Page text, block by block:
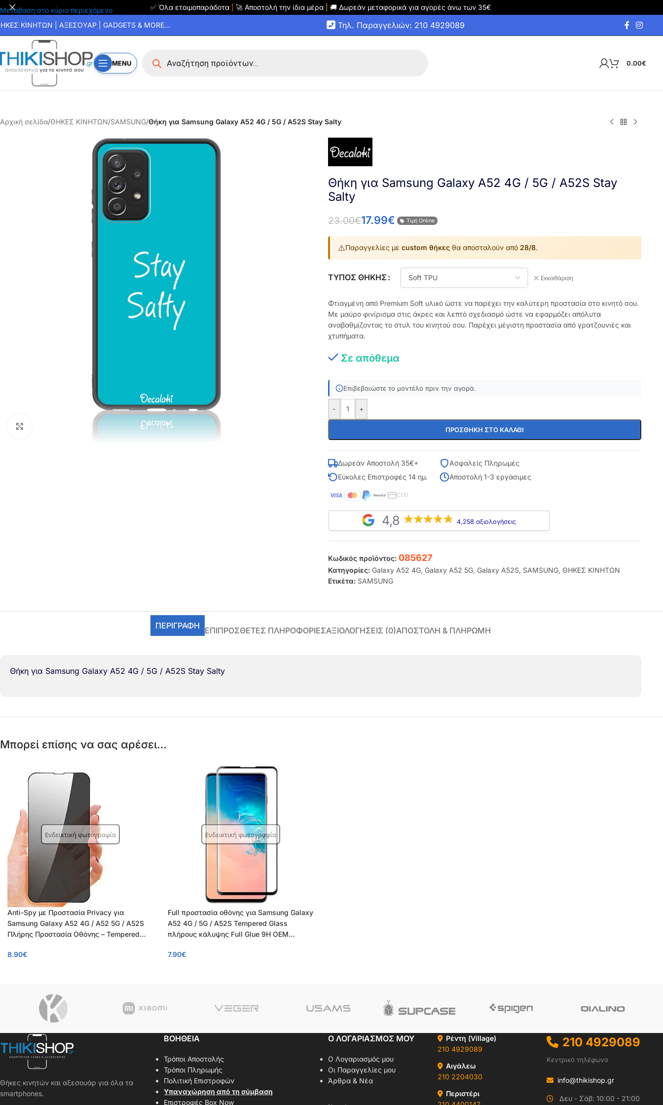
Μετάβαση στο κύριο περιεχόμενο ✅ Όλα ετοιμοπαράδοτα 🚀 Αποστολή την ίδια μέρα 🚚 Δωρεάν μεταφορικά για αγορές άνω των 35€
ΚΙΝΗΤΩΝ | ΑΞΕΣΟΥΑΡ | GADGETS & MORE... Τηλ. Παραγγελιών: 210 4929089
MENU 0.00€
Αρχική σελίδα/ΘΗΚΕΣ ΚΙΝΗΤΩΝ/SAMSUNG/Θήκη για Samsung Galaxy A52 4G / 5G / A52S Stay Salty
Θήκη για Samsung Galaxy A52 4G / 5G / A52S Stay
Salty
23.00€17.99€ Τιμή Online
⚠️Παραγγελίες με custom θήκεςθα αποσταλούν από 28/8.
ΤΎΠΟΣ ΘΉΚΗΣ Εκκαθάριση
Φτιαγμένη από Premium Soft υλικό ώστε να παρέχει την καλύτερη προστασία στο κινητό σου.
Με μαύρο φινίρισμα στις άκρες και λεπτό σχεδιασμό ώστε να εφαρμόζει απόλυτα
αναβαθμίζοντας το στυλ του κινητού σου. Παρέχει μέγιστη προστασία από γρατζουνιές και
χτυπήματα.
Σε απόθεμα
Επιβεβαιώστε το μοντέλο πριν την αγορά.
- +
ΠΡΟΣΘΉΚΗ ΣΤΟ ΚΑΛΆΘΙ
Δωρεάν Αποστολή 35€+
Ασφαλείς Πληρωμές
Εύκολες Επιστροφές 14 ημ.
Αποστολή 1-3 εργάσιμες
COD
4,8 4,258 αξιολογήσεις
Κωδικός προϊόντος: 085627
Κατηγορίες: Galaxy A52 4G, Galaxy A52 5G, Galaxy A52S, SAMSUNG, ΘΗΚΕΣ ΚΙΝΗΤΩΝ
Ετικέτα: SAMSUNG
ΠΕΡΙΓΡΑΦΉ ΕΠΙΠΡΌΣΘΕΤΕΣ ΠΛΗΡΟΦΟΡΊΕΣΑΞΙΟΛΟΓΉΣΕΙΣ (0)ΑΠΟΣΤΟΛΗ & ΠΛΗΡΩΜΗ
Θήκη για Samsung Galaxy A52 4G / 5G / A52S Stay Salty
Μπορεί επίσης να σας αρέσει…
Ενδεικτική φωτογραφία
Anti-Spy με Προστασία Privacy για
Samsung Galaxy A52 4G / A52 5G / A52S
Πλήρης Προστασία Οθόνης – Tempered
8.90€
Ενδεικτική φωτογραφία
Full προστασία οθόνης για Samsung Galaxy
A52 4G / 5G / A52S Tempered Glass
πλήρους κάλυψης Full Glue 9H OEM
7.90€
Θήκες κινητών και αξεσουάρ για όλα τα
smartphones.
ΒΟΗΘΕΙΑ
Τρόποι Αποστολής
Τρόποι Πληρωμής
Πολιτική Επιστροφών
Υπαναχώρηση από τη σύμβαση
Επιστροφές Box Now
Ο ΛΟΓΑΡΙΑΣΜΟΣ ΜΟΥ
Ο Λογαριασμός μου
Οι Παραγγελίες μου
Άρθρα & Νέα
Ρέντη (Village)
210 4929089
Αιγάλεω
210 2204030
Περιστέρι
210 4929089
Κεντρικό τηλέφωνο
info@thikishop.gr
Δευ - Σάβ: 10:00 - 21:00